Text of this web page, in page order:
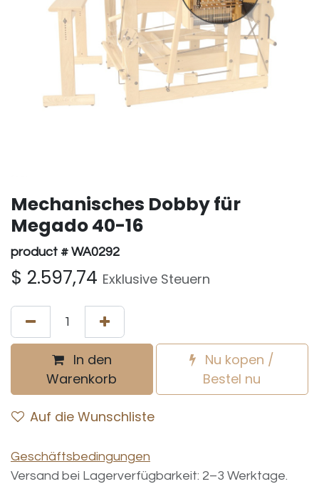
Mechanisches Dobby für
Megado 40-16
product # WA0292
$ 2.597,74 Exklusive Steuern
In den
Warenkorb
Nu kopen /
Bestel nu
Auf die Wunschliste
Geschäftsbedingungen
Versand bei Lagerverfügbarkeit: 2–3 Werktage.